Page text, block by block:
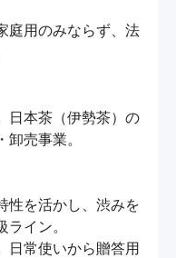
庭用のみならず、法
日本茶（伊勢茶）の
売事業。
性を活かし、渋みを
イン。
日常使いから贈答用